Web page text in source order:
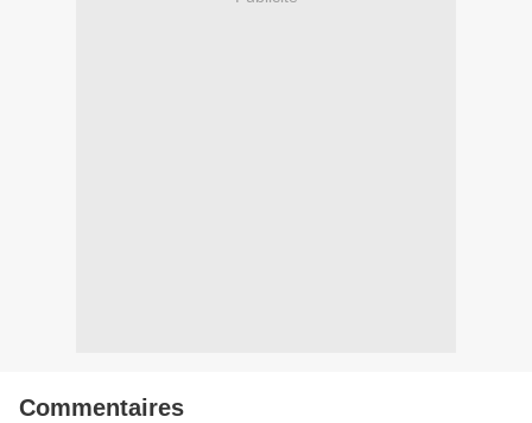
Commentaires